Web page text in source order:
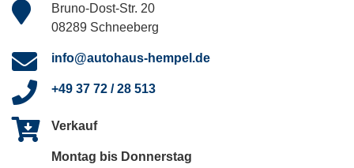
Bruno-Dost-Str. 20
08289 Schneeberg
info@autohaus-hempel.de
+49 37 72 / 28 513
Verkauf
Montag bis Donnerstag